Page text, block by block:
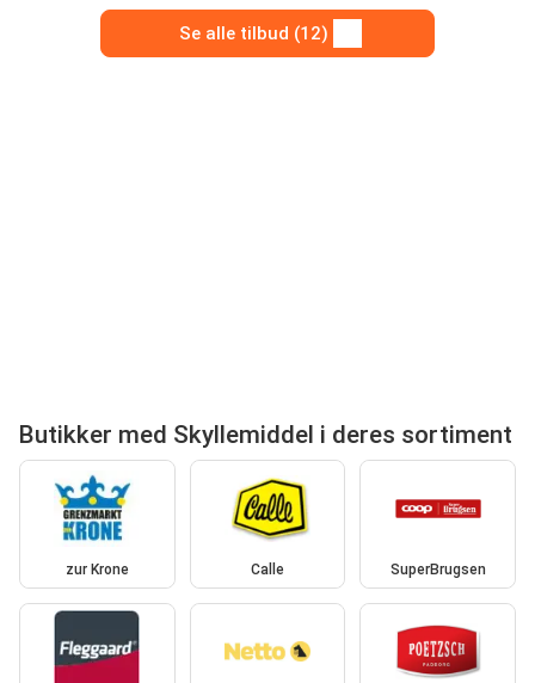
Se alle tilbud (12)
Butikker med Skyllemiddel i deres sortiment
zur Krone Calle SuperBrugsen